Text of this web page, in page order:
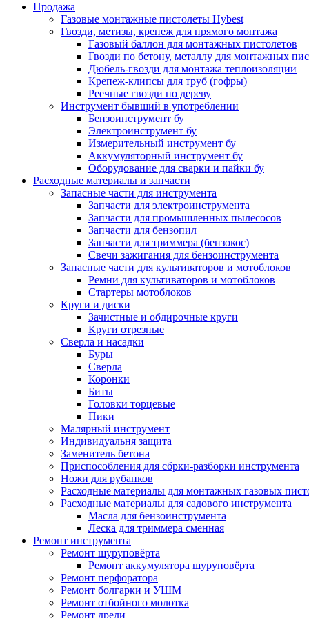
Продажа
Газовые монтажные пистолеты Hybest
Гвозди, метизы, крепеж для прямого монтажа
Газовый баллон для монтажных пистолетов
Гвозди по бетону, металлу для монтажных
Дюбель-гвозди для монтажа теплоизоляции
Крепеж-клипсы для труб (гофры)
Реечные гвозди по дереву
Инструмент бывший в употреблении
Бензоинструмент бу
Электроинструмент бу
Измерительный инструмент бу
Аккумуляторный инструмент бу
Оборудование для сварки и пайки бу
Расходные материалы и запчасти
Запасные части для инструмента
Запчасти для электроинструмента
Запчасти для промышленных пылесосов
Запчасти для бензопил
Запчасти для триммера (бензокос)
Свечи зажигания для бензоинструмента
Запасные части для культиваторов и мотоблоков
Ремни для культиваторов и мотоблоков
Стартеры мотоблоков
Круги и диски
Зачистные и обдирочные круги
Круги отрезные
Сверла и насадки
Буры
Сверла
Коронки
Биты
Головки торцевые
Пики
Малярный инструмент
Индивидуальня защита
Заменитель бетона
Приспособления для сбрки-разборки инструмента
Ножи для рубанков
Расходные материалы для монтажных газовых
Расходные материалы для садового инструмента
Масла для бензоинструмента
Леска для триммера сменная
Ремонт инструмента
Ремонт шуруповёрта
Ремонт аккумулятора шуруповёрта
Ремонт перфоратора
Ремонт болгарки и УШМ
Ремонт отбойного молотка
Ремонт дрели